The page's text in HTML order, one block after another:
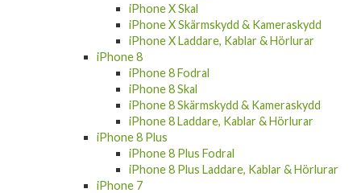
iPhone X Skal
iPhone X Skärmskydd & Kameraskydd
iPhone X Laddare, Kablar & Hörlurar
iPhone 8
iPhone 8 Fodral
iPhone 8 Skal
iPhone 8 Skärmskydd & Kameraskydd
iPhone 8 Laddare, Kablar & Hörlurar
iPhone 8 Plus
iPhone 8 Plus Fodral
iPhone 8 Plus Laddare, Kablar & Hörlurar
iPhone 7